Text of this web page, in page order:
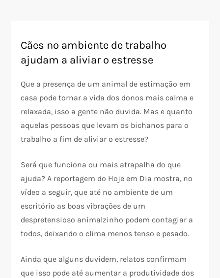
Cães no ambiente de trabalho
ajudam a aliviar o estresse
Que a presença de um animal de estimação em
casa pode tornar a vida dos donos mais calma e
relaxada, isso a gente não duvida. Mas e quanto
aquelas pessoas que levam os bichanos para o
trabalho a fim de aliviar o estresse?
Será que funciona ou mais atrapalha do que
ajuda? A reportagem do Hoje em Dia mostra, no
vídeo a seguir, que até no ambiente de um
escritório as boas vibrações de um
despretensioso animalzinho podem contagiar a
todos, deixando o clima menos tenso e pesado.
Ainda que alguns duvidem, relatos confirmam
que isso pode até aumentar a produtividade dos